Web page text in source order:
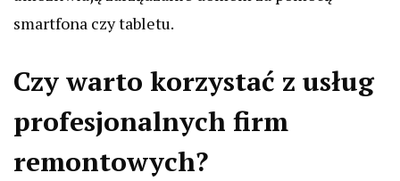
smartfona czy tabletu.
Czy warto korzystać z usług
profesjonalnych firm
remontowych?